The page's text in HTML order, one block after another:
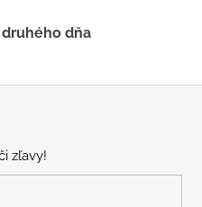
ý
dňa
zľavy!